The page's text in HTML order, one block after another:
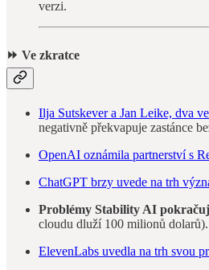
verzi.
⏩ Ve zkratce
Ilja Sutskever a Jan Leike, dva
negativně překvapuje zastánce
OpenAI oznámila partnerství s
ChatGPT brzy uvede na trh
Problémy Stability AI
cloudu dluží 100 milionů
ElevenLabs uvedla na trh svou